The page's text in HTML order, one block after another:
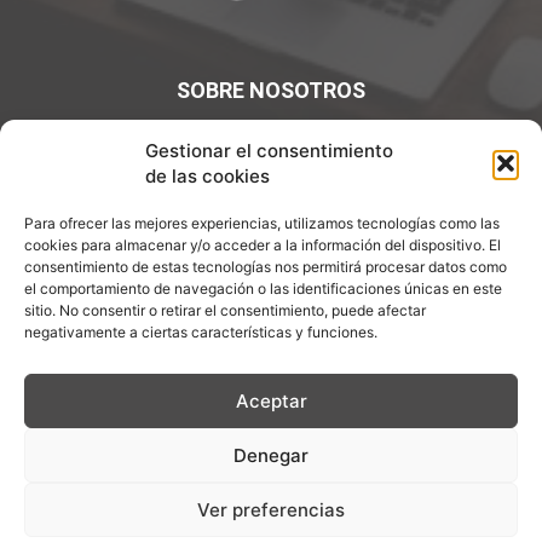
Gestionar el consentimiento
de las cookies
Para ofrecer las mejores experiencias, utilizamos tecnologías como las
cookies para almacenar y/o acceder a la información del dispositivo. El
consentimiento de estas tecnologías nos permitirá procesar datos como
el comportamiento de navegación o las identificaciones únicas en este
sitio. No consentir o retirar el consentimiento, puede afectar
negativamente a ciertas características y funciones.
Aceptar
Denegar
Ver preferencias
SOBRE NOSOTROS
¡Bienvenidos a Entre7Calderos.com, el lugar donde la
gastronomía y la cultura culinaria se encuentran! Sumérgete
Contáctanos:info@entre7calderos.com
SÍGUENOS
Política de Privacidad
Descargo de Responsablilidad